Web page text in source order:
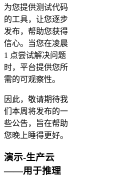
为您提供测试代码
的工具，让您逐步
发布，帮助您获得
信心。当您在凌晨
1 点尝试解决问题
时，平台提供您所
需的可观察性。
因此，敬请期待我
们本周将发布的一
些公告，旨在帮助
您晚上睡得更好。
演示-生产云
——用于推理